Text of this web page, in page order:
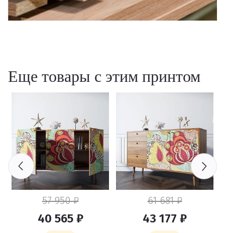
Еще товары с этим принтом
57 950 ₽
40 565 ₽
61 681 ₽
43 177 ₽